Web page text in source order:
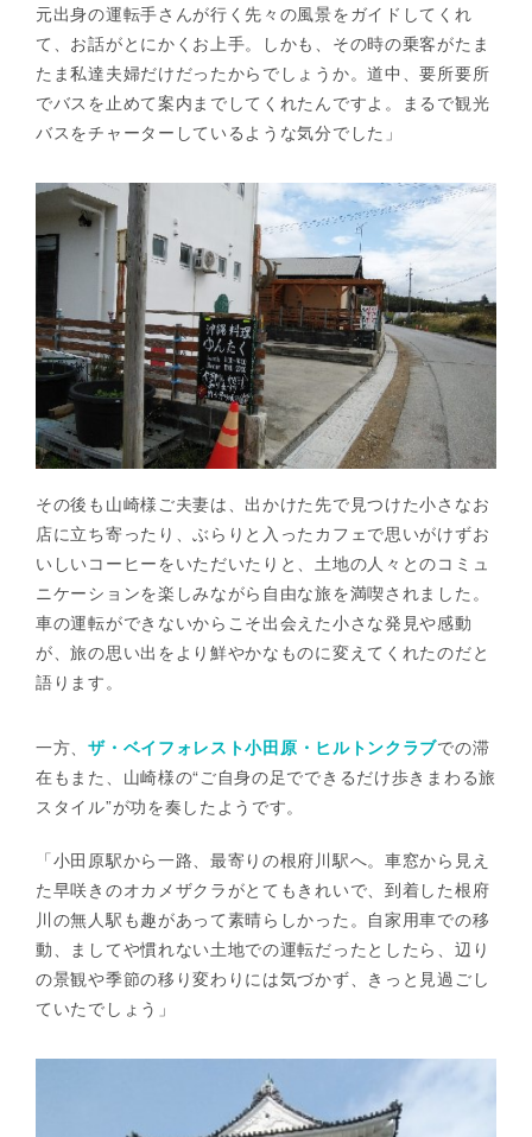
元出身の運転手さんが行く先々の風景をガイドしてくれ
て、お話がとにかくお上手。しかも、その時の乗客がたま
たま私達夫婦だけだったからでしょうか。道中、要所要所
でバスを止めて案内までしてくれたんですよ。まるで観光
バスをチャーターしているような気分でした」
その後も山崎様ご夫妻は、出かけた先で見つけた小さなお
店に立ち寄ったり、ぶらりと入ったカフェで思いがけずお
いしいコーヒーをいただいたりと、土地の人々とのコミュ
ニケーションを楽しみながら自由な旅を満喫されました。
車の運転ができないからこそ出会えた小さな発見や感動
が、旅の思い出をより鮮やかなものに変えてくれたのだと
語ります。
一方、ザ・ベイフォレスト小田原・ヒルトンクラブでの滞
在もまた、山崎様の“ご自身の足でできるだけ歩きまわる旅
スタイル”が功を奏したようです。
「小田原駅から一路、最寄りの根府川駅へ。車窓から見え
た早咲きのオカメザクラがとてもきれいで、到着した根府
川の無人駅も趣があって素晴らしかった。自家用車での移
動、ましてや慣れない土地での運転だったとしたら、辺り
の景観や季節の移り変わりには気づかず、きっと見過ごし
ていたでしょう」